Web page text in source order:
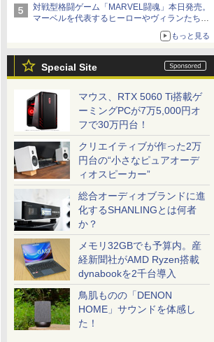
アイスカップに入ったスライムやわたぼう、ベ
ビーサタンなどがオリジナルアートで登場
対戦型格闘ゲーム「MARVEL闘魂」本日発売。
マーベルを代表するヒーローやヴィランたちが
「GUILTY GEAR」などの格ゲーを手掛けるア
もっと見る
Special Site
マウス、RTX 5060 Ti搭載ゲ
ーミングPCが7万5,000円オ
フで30万円台！
クリエイティブが作った2万
円台の“小さなピュアオーデ
ィオスピーカー”
総合オーディオブランドに進
化するSHANLINGとは何者
か？
メモリ32GBでも予算内。産
経新聞社がAMD Ryzen搭載
dynabookを2千台導入
鳥肌ものの「DENON
HOME」サウンドを体感し
た！